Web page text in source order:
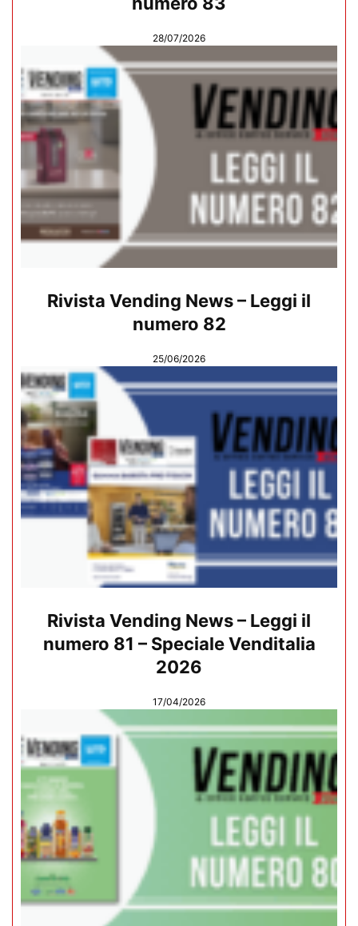
28/07/2026
Rivista Vending News – Leggi il
numero 82
25/06/2026
Rivista Vending News – Leggi il
numero 81 – Speciale Venditalia
2026
17/04/2026